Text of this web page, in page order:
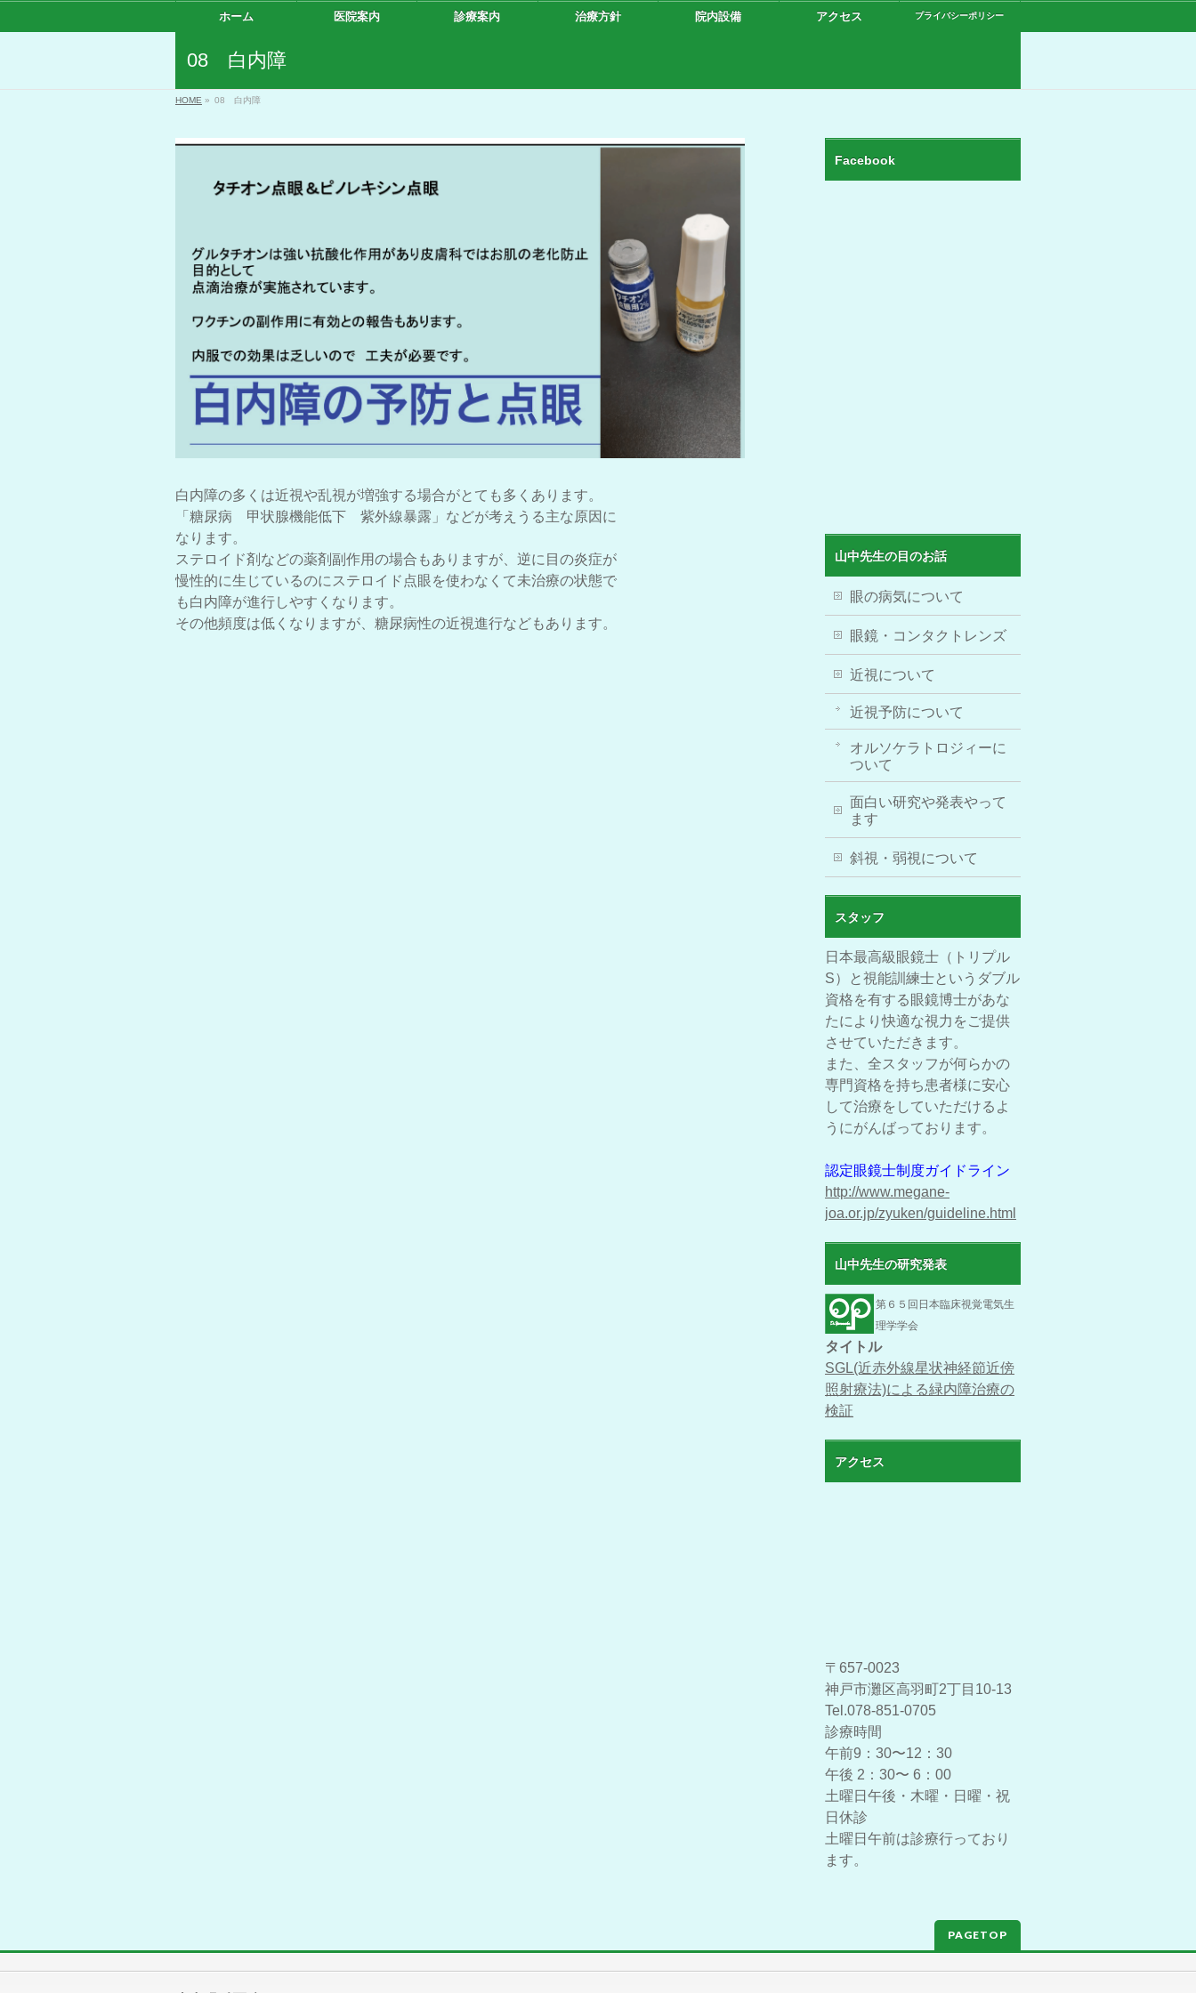
ホーム 医院案内 診療案内 治療方針 院内設備 アクセス プライバシーポリシー
08 白内障
HOME » 08 白内障
白内障の多くは近視や乱視が増強する場合がとても多くあります。
「糖尿病 甲状腺機能低下 紫外線暴露」などが考えうる主な原因に
なります。
ステロイド剤などの薬剤副作用の場合もありますが、逆に目の炎症が
慢性的に生じているのにステロイド点眼を使わなくて未治療の状態で
も白内障が進行しやすくなります。
その他頻度は低くなりますが、糖尿病性の近視進行などもあります。
Facebook
山中先生の目のお話
眼の病気について
眼鏡・コンタクトレンズ
近視について
近視予防について
オルソケラトロジィーに
ついて
面白い研究や発表やって
ます
斜視・弱視について
スタッフ
日本最高級眼鏡士（トリプル
S）と視能訓練士というダブル
資格を有する眼鏡博士があな
たにより快適な視力をご提供
させていただきます。
また、全スタッフが何らかの
専門資格を持ち患者様に安心
して治療をしていただけるよ
うにがんばっております。
認定眼鏡士制度ガイドライン
http://www.megane-
joa.or.jp/zyuken/guideline.html
山中先生の研究発表
第６５回日本臨床視覚電気生
理学学会
タイトル
SGL(近赤外線星状神経節近傍
照射療法)による緑内障治療の
検証
アクセス
〒657-0023
神戸市灘区高羽町2丁目10-13
Tel.078-851-0705
診療時間
午前9：30〜12：30
午後 2：30〜 6：00
土曜日午後・木曜・日曜・祝
日休診
土曜日午前は診療行っており
ます。
PAGETOP